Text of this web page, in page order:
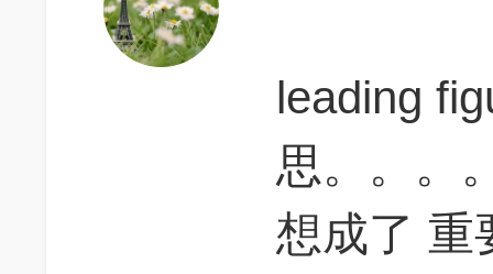
leading
思。。。
想成了 重